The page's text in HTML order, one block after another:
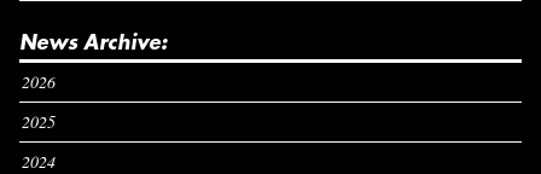
News Archive:
2026
2025
2024